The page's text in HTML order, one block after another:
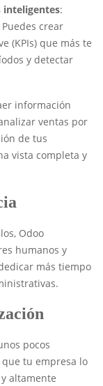
inteligentes:
crear
(KPIs) que más te
y detectar
información
ventas por
de tus
vista completa y
Odoo
humanos y
más tiempo
pocos
tu empresa lo
altamente